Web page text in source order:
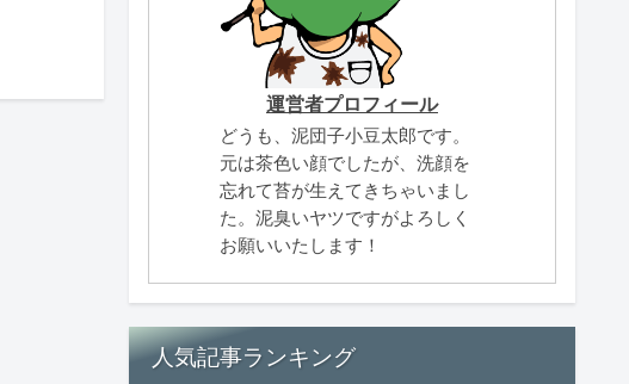
運営者プロフィール
どうも、泥団子小豆太郎です。
元は茶色い顔でしたが、洗顔を
忘れて苔が生えてきちゃいまし
た。泥臭いヤツですがよろしく
お願いいたします！
人気記事ランキング